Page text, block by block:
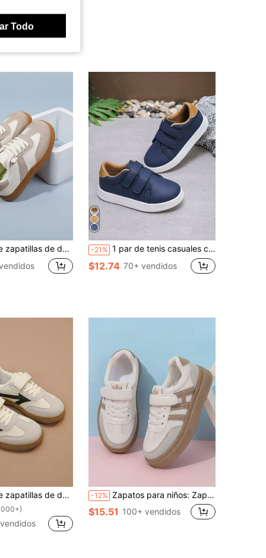
moda de puntera redonda de suela blanda y antideslizante para niños unisex -21% 1 par de tenis casuales con , suela plana antideslizante, unisex para niños, aptos para todas las estaciones
$12.74 70+ vendidos
moda de puntera redonda con suela suave antideslizante para niños unisex -12% Zapatos para niños: Zapatos de patinaje para niños de primavera/otoño 2023/2024, zapatillas casuales para niños pequeños/niños pequeños y niñas
$15.51 100+ vendidos
Todo